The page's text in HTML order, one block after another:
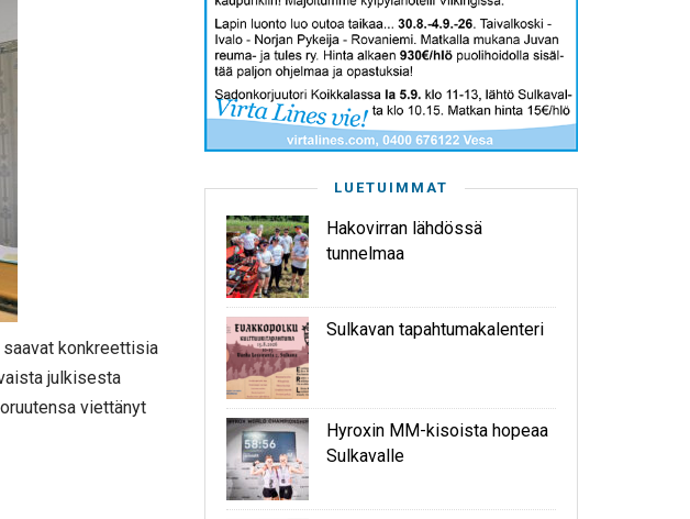
konkreettisia
julkisesta
viettänyt
LUETUIMMAT
Hakovirran lähdössä
tunnelmaa
Sulkavan tapahtumakalenteri
Hyroxin MM-kisoista hopeaa
Sulkavalle